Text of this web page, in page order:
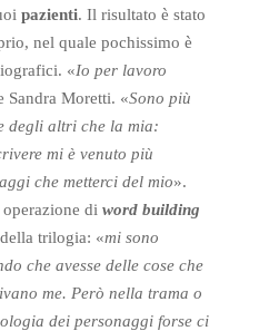
pazienti. Il risultato è stato
nel quale pochissimo è
«Io per lavoro
Sandra Moretti. «Sono più
degli altri che la mia:
mi è venuto più
che metterci del mio».
di word building
trilogia: «mi sono
che avesse delle cose che
me. Però nella trama o
dei personaggi forse ci